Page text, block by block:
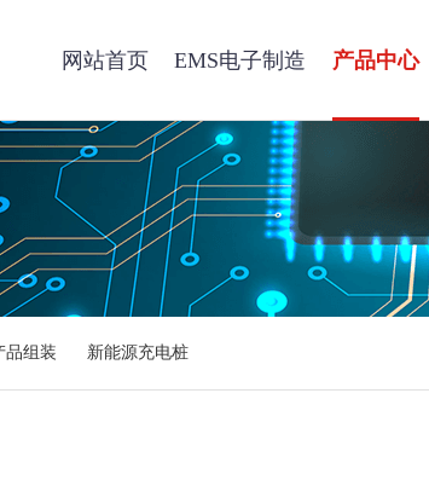
网站首页 EMS电子制造 产品中心
品组装 新能源充电桩